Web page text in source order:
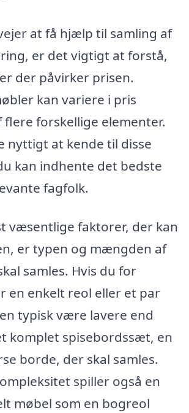
at få hjælp til samling af
er det vigtigt at forstå,
der påvirker prisen.
kan variere i pris
forskellige elementer.
nyttigt at kende til disse
kan indhente det bedste
fagfolk.
væsentlige faktorer, der kan
er typen og mængden af
samles. Hvis du for
en enkelt reol eller et par
typisk være lavere end
komplet spisebordssæt, en
borde, der skal samles.
spiller også en
møbel som en bogreol